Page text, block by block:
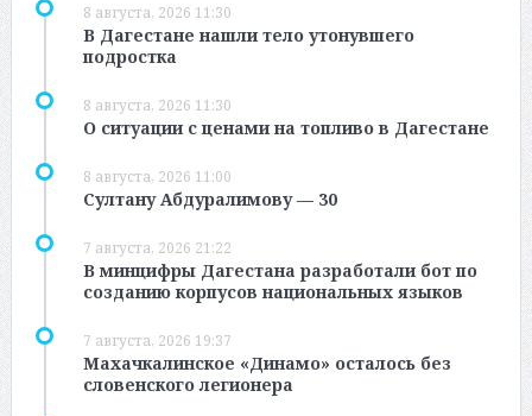
8 августа, 2026 11:30
В Дагестане нашли тело утонувшего
подростка
8 августа, 2026 11:30
О ситуации с ценами на топливо в Дагестане
8 августа, 2026 11:00
Султану Абдуралимову — 30
7 августа, 2026 21:22
В минцифры Дагестана разработали бот по
созданию корпусов национальных языков
7 августа, 2026 19:37
Махачкалинское «Динамо» осталось без
словенского легионера